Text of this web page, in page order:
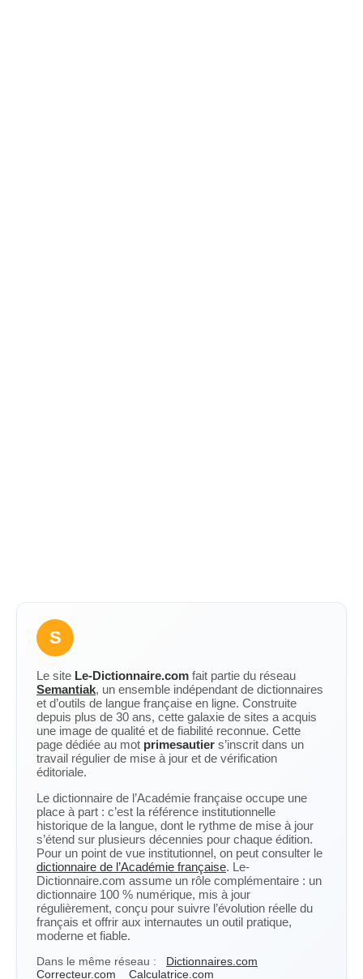
S
Le site Le-Dictionnaire.com fait partie du réseau
Semantiak, un ensemble indépendant de dictionnaires
et d’outils de langue française en ligne. Construite
depuis plus de 30 ans, cette galaxie de sites a acquis
une image de qualité et de fiabilité reconnue. Cette
page dédiée au mot primesautier s’inscrit dans un
travail régulier de mise à jour et de vérification
éditoriale.
Le dictionnaire de l’Académie française occupe une
place à part : c’est la référence institutionnelle
historique de la langue, dont le rythme de mise à jour
s’étend sur plusieurs décennies pour chaque édition.
Pour un point de vue institutionnel, on peut consulter le
dictionnaire de l’Académie française. Le-
Dictionnaire.com assume un rôle complémentaire : un
dictionnaire 100 % numérique, mis à jour
régulièrement, conçu pour suivre l’évolution réelle du
français et offrir aux internautes un outil pratique,
moderne et fiable.
Dans le même réseau :
Dictionnaires.com
Correcteur.com
Calculatrice.com